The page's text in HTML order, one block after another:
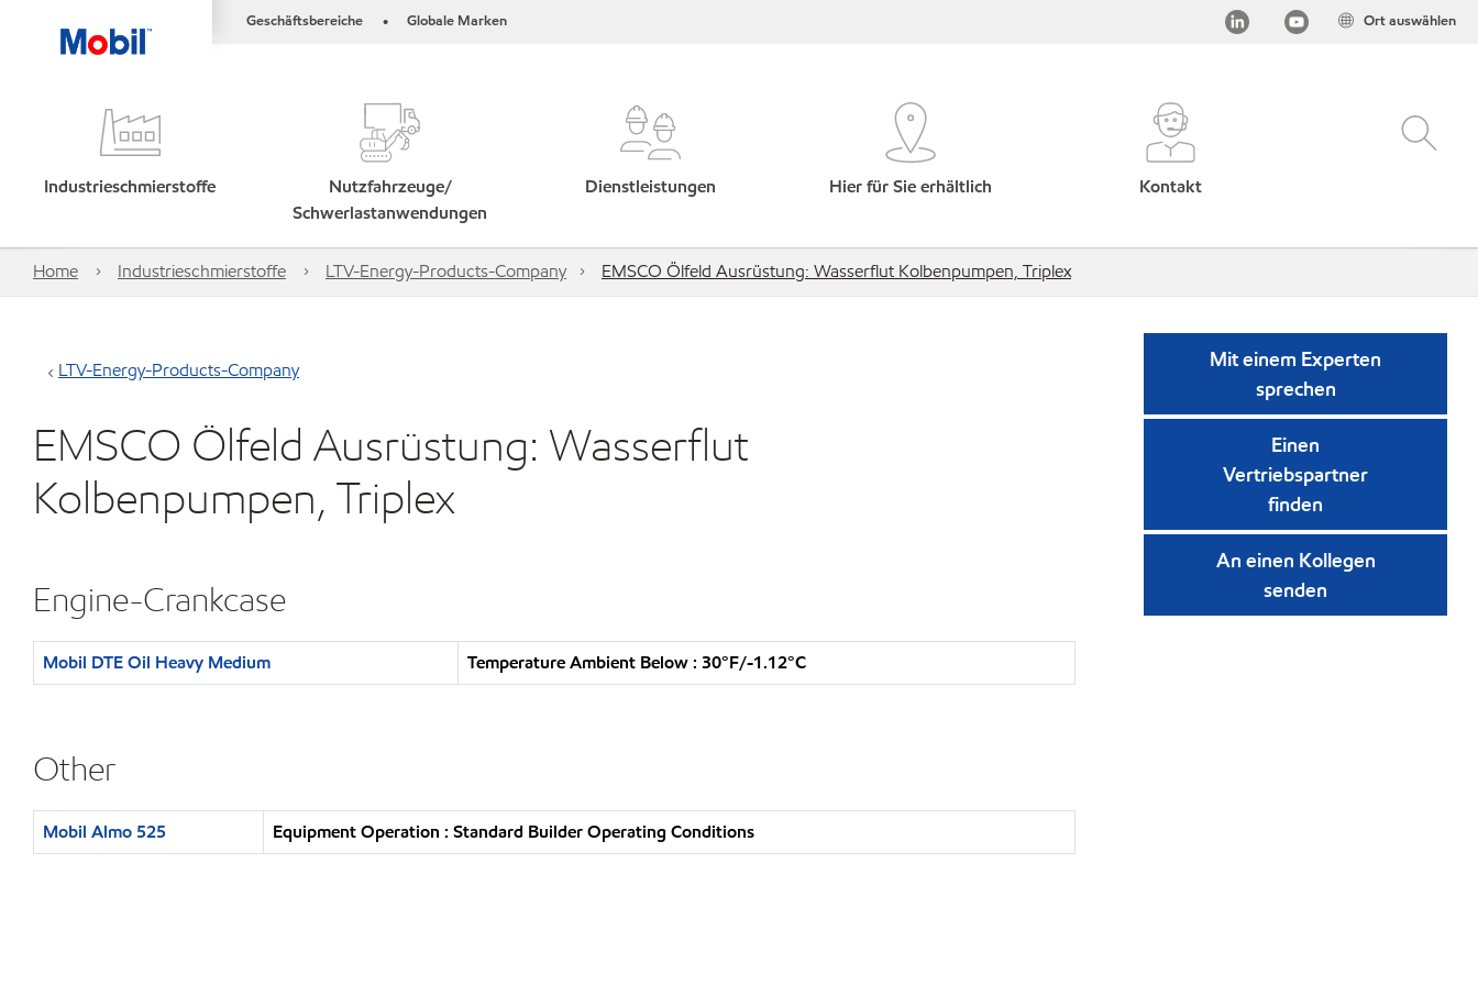
Geschäftsbereiche • Globale Marken Ort auswählen
Industrieschmierstoffe
Nutzfahrzeuge/
Schwerlastanwendungen
Dienstleistungen Hier für Sie erhältlich Kontakt
Home Industrieschmierstoffe LTV-Energy-Products-Company EMSCO Ölfeld Ausrüstung: Wasserflut Kolbenpumpen, Triplex
LTV-Energy-Products-Company
EMSCO Ölfeld Ausrüstung: Wasserflut
Kolbenpumpen, Triplex
Engine-Crankcase
Mobil DTE Oil Heavy Medium Temperature Ambient Below : 30°F/-1.12°C
Other
Mobil Almo 525 Equipment Operation : Standard Builder Operating Conditions
Mit einem Experten
sprechen
Einen
Vertriebspartner
finden
An einen Kollegen
senden